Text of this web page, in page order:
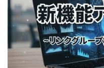
お役立ち記事